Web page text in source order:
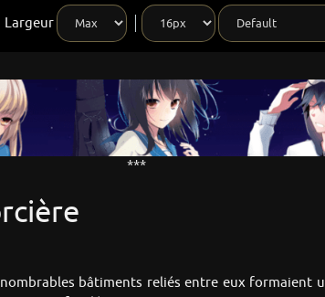
Largeur
***
bâtiments reliés entre eux